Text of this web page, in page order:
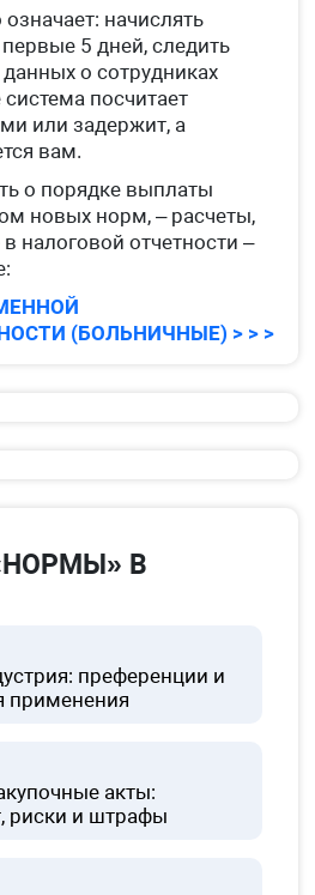
означает: начислять
5 дней, следить
о сотрудниках
посчитает
или задержит, а
вам.
о порядке выплаты
новых норм, – расчеты,
налоговой отчетности –
(БОЛЬНИЧНЫЕ) > > >
В
преференции и
применения
акты:
риски и штрафы